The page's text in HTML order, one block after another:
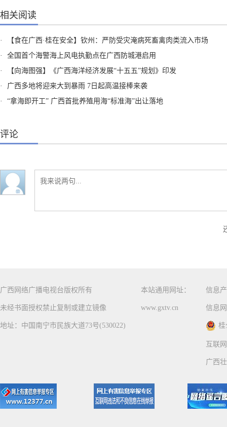
相关阅读
·
【食在广西·桂在安全】钦州：严防受灾淹病死畜禽肉类流入市场
·
全国首个海警海上风电执勤点在广西防城港启用
·
【向海图强】《广西海洋经济发展“十五五”规划》印发
·
广西多地将迎来大到暴雨 7日起高温接棒来袭
·
“拿海即开工” 广西首批养殖用海“标准海”出让落地
评论
广西网络广播电视台版权所有
未经书面授权禁止复制或建立镜像
地址：中国南宁市民族大道73号(530022)
本站通用网址：
www.gxtv.cn
信息
信息
桂
互联
广西